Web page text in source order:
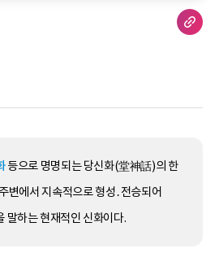
등으로 명명되는 당신화(堂神話)의 한
변에서 지속적으로 형성․전승되어
말하는 현재적인 신화이다.